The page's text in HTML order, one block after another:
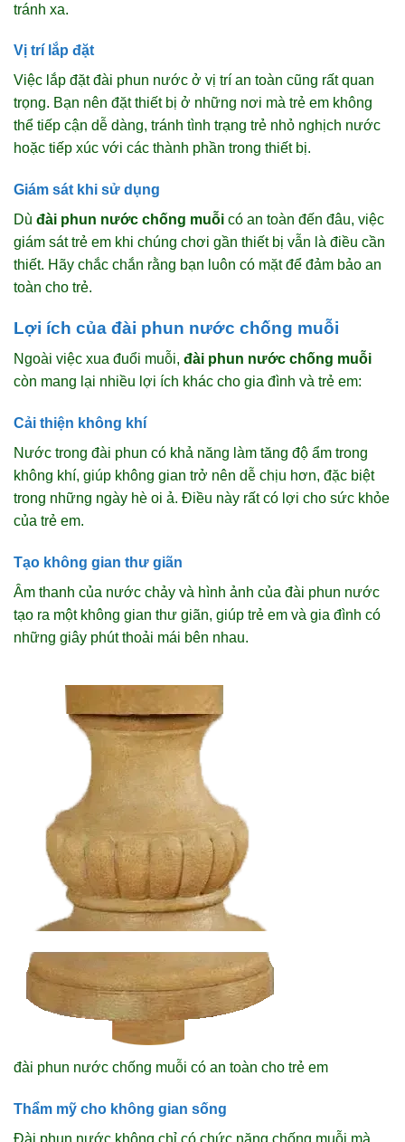
tránh xa.
Vị trí lắp đặt
Việc lắp đặt đài phun nước ở vị trí an toàn cũng rất quan
trọng. Bạn nên đặt thiết bị ở những nơi mà trẻ em không
thể tiếp cận dễ dàng, tránh tình trạng trẻ nhỏ nghịch nước
hoặc tiếp xúc với các thành phần trong thiết bị.
Giám sát khi sử dụng
Dù đài phun nước chống muỗi có an toàn đến đâu, việc
giám sát trẻ em khi chúng chơi gần thiết bị vẫn là điều cần
thiết. Hãy chắc chắn rằng bạn luôn có mặt để đảm bảo an
toàn cho trẻ.
Lợi ích của đài phun nước chống muỗi
Ngoài việc xua đuổi muỗi, đài phun nước chống muỗi
còn mang lại nhiều lợi ích khác cho gia đình và trẻ em:
Cải thiện không khí
Nước trong đài phun có khả năng làm tăng độ ẩm trong
không khí, giúp không gian trở nên dễ chịu hơn, đặc biệt
trong những ngày hè oi ả. Điều này rất có lợi cho sức khỏe
của trẻ em.
Tạo không gian thư giãn
Âm thanh của nước chảy và hình ảnh của đài phun nước
tạo ra một không gian thư giãn, giúp trẻ em và gia đình có
những giây phút thoải mái bên nhau.
đài phun nước chống muỗi có an toàn cho trẻ em
Thẩm mỹ cho không gian sống
Đài phun nước không chỉ có chức năng chống muỗi mà